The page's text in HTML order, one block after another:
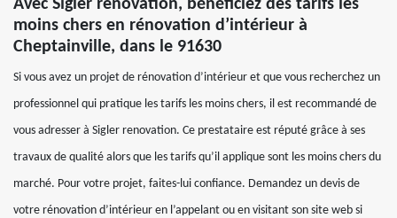
Avec Sigler renovation, bénéficiez des tarifs les
moins chers en rénovation d’intérieur à
Cheptainville, dans le 91630
Si vous avez un projet de rénovation d’intérieur et que vous recherchez un
professionnel qui pratique les tarifs les moins chers, il est recommandé de
vous adresser à Sigler renovation. Ce prestataire est réputé grâce à ses
travaux de qualité alors que les tarifs qu’il applique sont les moins chers du
marché. Pour votre projet, faites-lui confiance. Demandez un devis de
votre rénovation d’intérieur en l’appelant ou en visitant son site web si